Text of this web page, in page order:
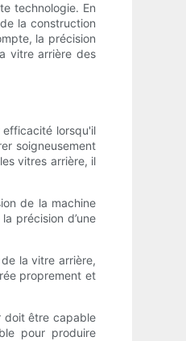
technologie. En
la construction
la précision
vitre arrière des
lorsqu'il
soigneusement
vitres arrière, il
de la machine
précision d’une
la vitre arrière,
proprement et
doit être capable
pour produire